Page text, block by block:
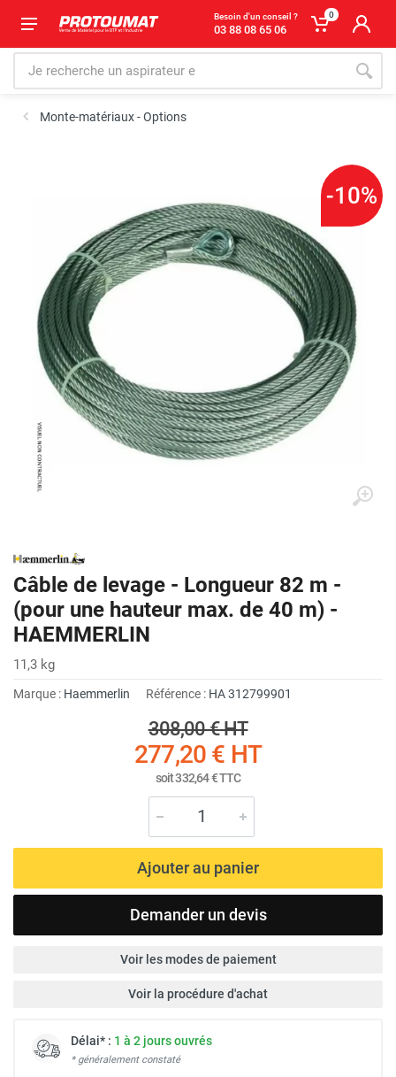
Besoin d'un conseil ?
03 88 08 65 06
0
Monte-matériaux - Options
-10%
Câble de levage - Longueur 82 m -
(pour une hauteur max. de 40 m) -
HAEMMERLIN
11,3 kg
Marque : Haemmerlin Référence : HA 312799901
308,00 €HT
277,20 € HT
soit332,64 €TTC
Ajouter au panier
Demander un devis
Voir les modes de paiement
Voir la procédure d'achat
Délai* : 1 à 2 jours ouvrés
* généralement constaté